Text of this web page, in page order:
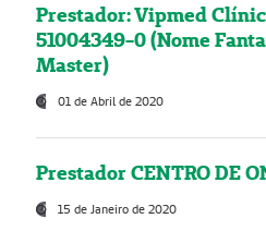
Prestador: Vipmed
51004349-0 (Nome
Master)
01 de Abril de 2020
Prestador CENTRO DE
15 de Janeiro de 2020